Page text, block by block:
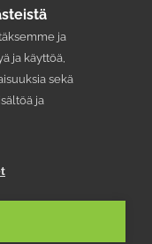
ja
ja käyttöä,
sekä
ja